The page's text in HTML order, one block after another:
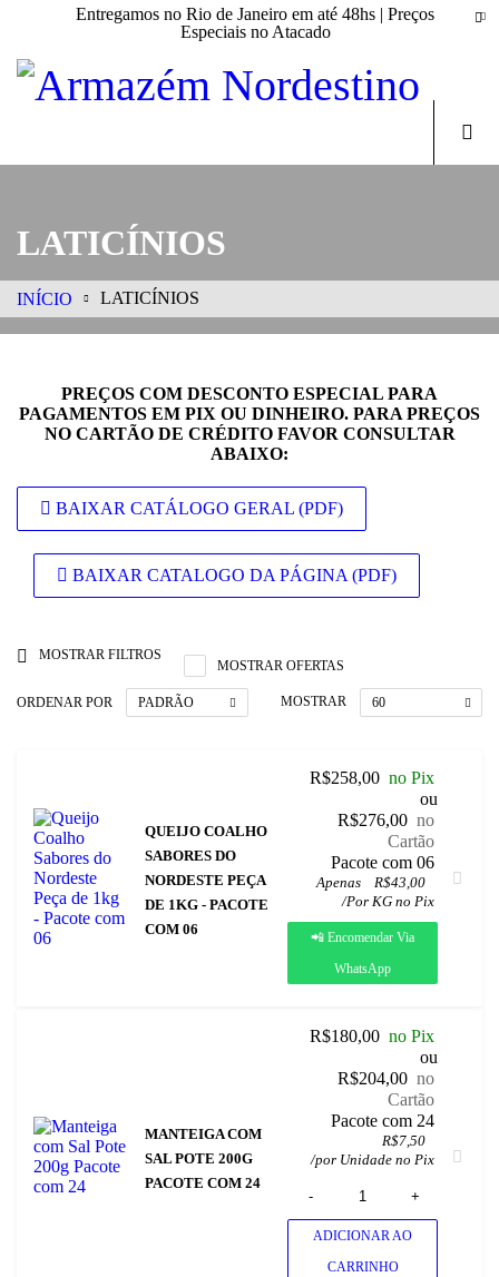
Entregamos no Rio de Janeiro em até 48hs | Preços
Especiais no Atacado
LATICÍNIOS
INÍCIO LATICÍNIOS
PREÇOS COM DESCONTO ESPECIAL PARA
PAGAMENTOS EM PIX OU DINHEIRO. PARA PREÇOS
NO CARTÃO DE CRÉDITO FAVOR CONSULTAR
ABAIXO:
BAIXAR CATÁLOGO GERAL (PDF)
BAIXAR CATALOGO DA PÁGINA (PDF)
MOSTRAR FILTROS
ORDENAR POR PADRÃO
MOSTRAR OFERTAS
MOSTRAR 60
QUEIJO COALHO
SABORES DO
NORDESTE PEÇA
DE 1KG - PACOTE
COM 06
R$258,00 no Pix
ou
R$276,00 no
Cartão
Pacote com 06
Apenas R$43,00
/Por KG no Pix
📲 Encomendar Via
WhatsApp
MANTEIGA COM
SAL POTE 200G
PACOTE COM 24
R$180,00 no Pix
ou
R$204,00 no
Cartão
Pacote com 24
R$7,50
/por Unidade no Pix
ADICIONAR AO
CARRINHO